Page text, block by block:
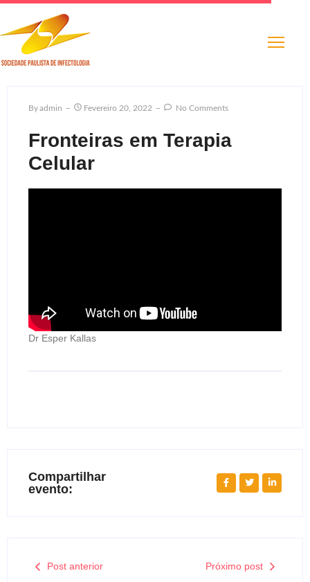
ByAdmin Fevereiro 20, 2022 No Comments
Fronteiras em Terapia
Celular
Dr Esper Kallas
Compartilhar
evento:
Post anterior Próximo post